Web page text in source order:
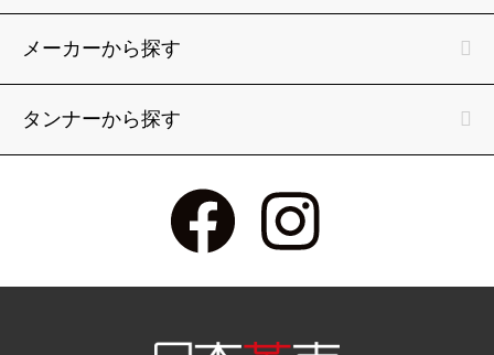
メーカーから探す
タンナーから探す